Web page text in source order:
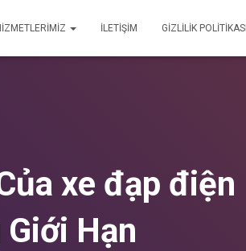
İLETİŞİM GIZLILIK POLITIKASI
xe đạp điện
Hạn